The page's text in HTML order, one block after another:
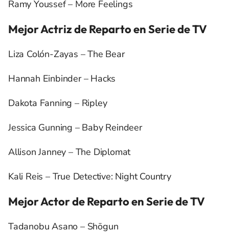
Ramy Youssef – More Feelings
Mejor Actriz de Reparto en Serie de TV
Liza Colón-Zayas – The Bear
Hannah Einbinder – Hacks
Dakota Fanning – Ripley
Jessica Gunning – Baby Reindeer
Allison Janney – The Diplomat
Kali Reis – True Detective: Night Country
Mejor Actor de Reparto en Serie de TV
Tadanobu Asano – Shōgun